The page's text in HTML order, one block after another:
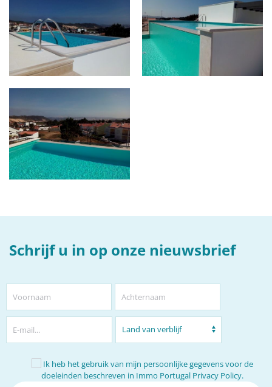
Schrijf u in op onze nieuwsbrief
Ik heb het gebruik van mijn persoonlijke gegevens voor de
doeleinden beschreven in Immo Portugal Privacy Policy.